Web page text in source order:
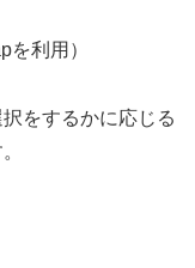
利用）
をするかに応じる